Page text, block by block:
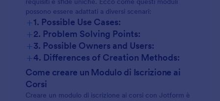
possono essere adattati a diversi scenari:
+1. Possible Use Cases:
+2. Problem Solving Points:
+3. Possible Owners and Users:
+4. Differences of Creation Methods:
Come creare un Modulo di Iscrizione ai
Corsi
Creare un modulo di iscrizione ai corsi con Jotform è